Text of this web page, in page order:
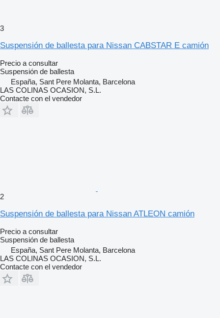
3
Suspensión de ballesta para Nissan CABSTAR E camión
Precio a consultar
Suspensión de ballesta
España, Sant Pere Molanta, Barcelona
LAS COLINAS OCASION, S.L.
Contacte con el vendedor
2
Suspensión de ballesta para Nissan ATLEON camión
Precio a consultar
Suspensión de ballesta
España, Sant Pere Molanta, Barcelona
LAS COLINAS OCASION, S.L.
Contacte con el vendedor